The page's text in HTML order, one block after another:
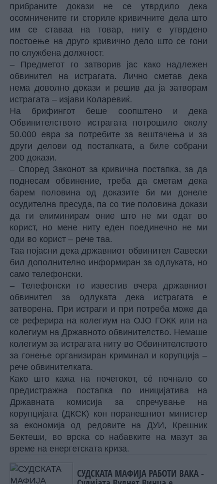
прибраните докази не се утврдило дека
осомничените ги сториле кривичните дела што
им се ставаа на товар, ниту е утврдено
постоење на друго кривично дело што се гони
по службена должност.
– Предметот го затворив јас како надлежен
обвинител на истрагата. Лично сметав дека
нема доволно докази и решив да ја затворам
истрагата – изјави Коларевиќ.
На брифингот беше соопштено и дека
Обвинителството истрагата потрошило околу
50.000 евра за потребите за вештачења и за
други делови од постапката, а биле собрани
200 докази.
– Според Законот за кривична постапка, за да
поднесам обвинение, треба да сметам дека
барем половина од доказите би ми донеле
осудителна пресуда, па со тие половина докази
да ги елиминирам оние што не ми одат во
корист, но мене ниту еден поединечно не ми
оди во корист – рече таа.
Таа појасни дека државниот обвинител Савески
бил дополнително информиран за одлуката, но
само телефонски.
– Телефонски го известив вчера државниот
обвинител за одлуката дека истрагата е
затворена. При истраги и при потреба може да
се реферира на колегиум на ОЈО ГОКК или на
колегиум на Државното обвинителство. Немаше
колегиум за истрагата ниту во Обвинителството
за гонење организиран криминал и корупција –
рече обвинителката.
Како што кажа на почетокот, сè почнало со
предистражна постапка по иницијатива на
Државната комисија за спречување на
корупцијата (ДКСК) кон поранешниот министер
за економија од редовите на ДУИ, Крешник
Бектеши, во врска со набавките на мазут за
време на енергетската криза.
СУДСКАТА МАФИЈА РАБОТИ ВАКА -